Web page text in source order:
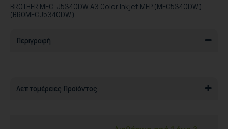
BROTHER MFC-J5340DW A3 Color Inkjet MFP (MFC5340DW)
(BROMFCJ5340DW)
Περιγραφή
Λεπτομέρειες Προϊόντος